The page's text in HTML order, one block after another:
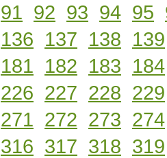
91 92 93 94 95
136 137 138 139
181 182 183 184
226 227 228 229
271 272 273 274
316 317 318 319